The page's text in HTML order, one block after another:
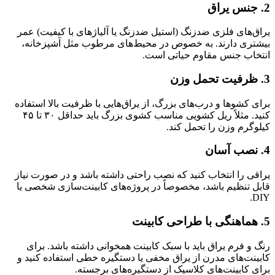
2. جنس یراق
یراق‌های فلزی ضدزنگ (استیل ضدزنگ یا آلیاژهای با کیفیت) عمر
بیشتری دارند. به خصوص در محیط‌های مرطوب مثل آشپزخانه،
انتخاب جنس مقاوم حیاتی است.
3. ظرفیت تحمل وزن
برای کشوها و درب‌های بزرگ، از یراق‌هایی با ظرفیت بالا استفاده
کنید. مثلاً ریل کشویی مناسب کشوی بزرگ باید حداقل ۳۰ تا ۴۵
کیلوگرم وزن را تحمل کند.
4. نصب آسان
یراقی را انتخاب کنید که نصب راحتی داشته باشد و در صورت نیاز
قابل تنظیم باشد، مخصوصاً در پروژه‌های کابینت‌سازی شخصی یا
DIY.
5. هماهنگی با طراحی کابینت
رنگ و فرم یراق باید با سبک کابینت همخوانی داشته باشد. برای
کابینت‌های مدرن از یراق مخفی یا دستگیره خطی استفاده کنید و
برای کابینت‌های کلاسیک از دستگیره‌های برجسته.